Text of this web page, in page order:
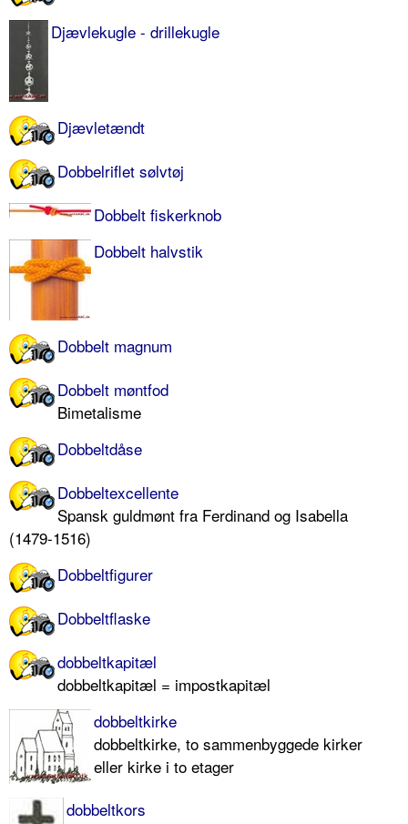
Djævlekugle - drillekugle
Djævletændt
Dobbelriflet sølvtøj
Dobbelt fiskerknob
Dobbelt halvstik
Dobbelt magnum
Dobbelt møntfod
Bimetalisme
Dobbeltdåse
Dobbeltexcellente
Spansk guldmønt fra Ferdinand og Isabella
(1479-1516)
Dobbeltfigurer
Dobbeltflaske
dobbeltkapitæl
dobbeltkapitæl = impostkapitæl
dobbeltkirke
dobbeltkirke, to sammenbyggede kirker
eller kirke i to etager
dobbeltkors